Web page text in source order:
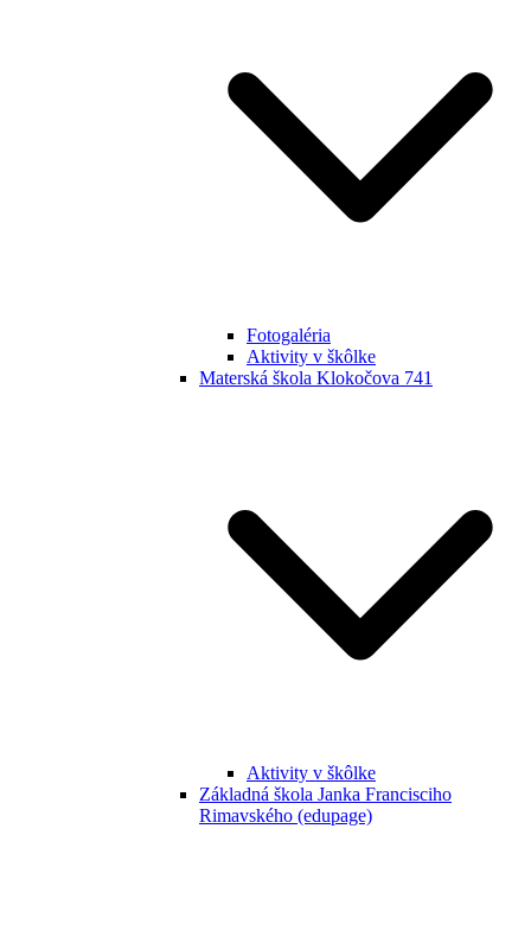
Fotogaléria
Aktivity v škôlke
Materská škola Klokočova 741
Aktivity v škôlke
Základná škola Janka Francisciho
Rimavského (edupage)